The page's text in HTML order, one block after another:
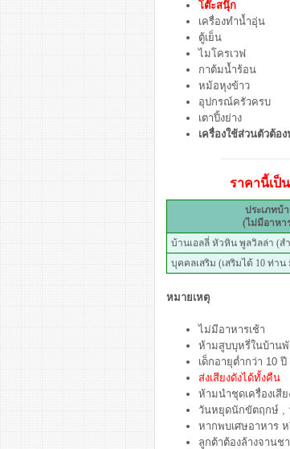
โต๊ะสนุ๊ก
เครื่องทำน้ำอุ่น
ตู้เย็น
ไมโครเวฟ
กาต้มน้ำร้อน
หม้อหุงข้าว
อุปกรณ์ครัวครบ
เตาปิ้งย่าง
เครื่องใช้ส่วนตัวต้
ราคานี้เป็
ประเภทบ้
(ไม่มีอาหา
บ้านเอลลี่ หัวหิน พูลวิลล่า (ส
บุคคลเสริม (เสริมได้ 10 ท่า
หมายเหตุ
ไม่มีอาหารเช้า
ห้ามสูบบุหรี่ในบ้าน
เด็กอายุต่ำกว่า 10
ส่งเสียงดังได้ทั้งคืน
ห้ามนำชุดเครื่องเสี
วันหยุดนักขัตฤกษ์ ,
หากพบเศษอาหาร
ลูกต้าต้องล้างจาน